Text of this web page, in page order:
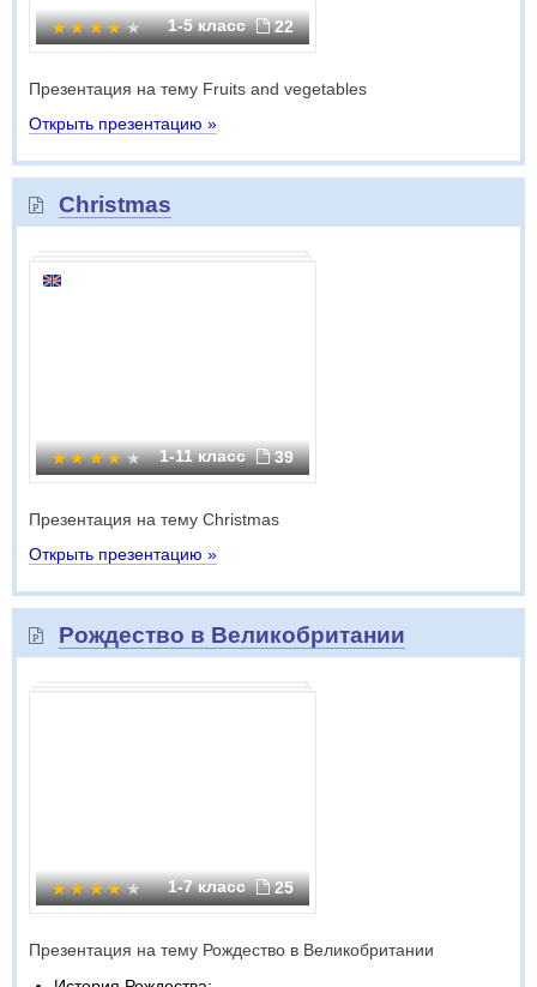
1-5 класс 22
Презентация на тему Fruits and vegetables
Открыть презентацию »
Christmas
1-11 класс 39
Презентация на тему Christmas
Открыть презентацию »
Рождество в Великобритании
1-7 класс 25
Презентация на тему Рождество в Великобритании